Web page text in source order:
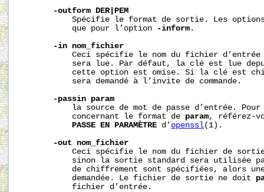
-outform
DER|PEM
Spécifie le format de sortie. Les
           que pour l’option
-inform .
-in nom_fichier
Ceci spécifie le nom du fichier
sera lue. Par défaut, la clé est lue
cette option est omise. Si la clé est
           sera demandé à l’invite de commande.
-passin param
la source de mot de passe d’entrée. Pour
           concernant le format de
param, référez-
PASSE
EN PARAMÈTRE d’ openssl(1).
-out
nom_fichier
Ceci spécifie le nom du fichier de
sinon la sortie standard sera utilisée
de chiffrement sont spécifiées, alors
           demandée. Le fichier de sortie ne doit
           fichier d’entrée.